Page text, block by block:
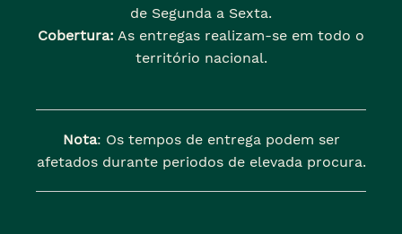
de Segunda a Sexta.
Cobertura: As entregas realizam-se em todo o
território nacional.
Nota: Os tempos de entrega podem ser
afetados durante periodos de elevada procura.